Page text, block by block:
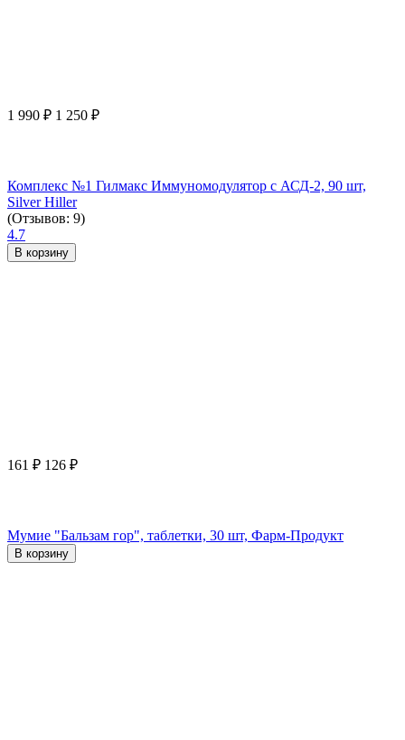
1 990 ₽ 1 250 ₽
Комплекс №1 Гилмакс Иммуномодулятор с АСД-2, 90 шт,
Silver Hiller
(Отзывов: 9)
4.7
В корзину
161 ₽ 126 ₽
Мумие "Бальзам гор", таблетки, 30 шт, Фарм-Продукт
В корзину